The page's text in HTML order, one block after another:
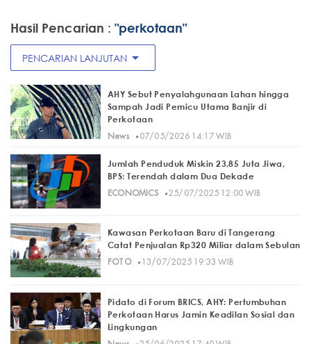
Hasil Pencarian : "perkotaan"
PENCARIAN LANJUTAN arrow_drop_down
AHY Sebut Penyalahgunaan Lahan hingga
Sampah Jadi Pemicu Utama Banjir di
Perkotaan
News· 07/05/2026 14:17 WIB
Jumlah Penduduk Miskin 23,85 Juta Jiwa,
BPS: Terendah dalam Dua Dekade
ECONOMICS· 25/07/2025 12:00 WIB
Kawasan Perkotaan Baru di Tangerang
Catat Penjualan Rp320 Miliar dalam Sebulan
FOTO· 13/07/2025 19:33 WIB
Pidato di Forum BRICS, AHY: Pertumbuhan
Perkotaan Harus Jamin Keadilan Sosial dan
Lingkungan